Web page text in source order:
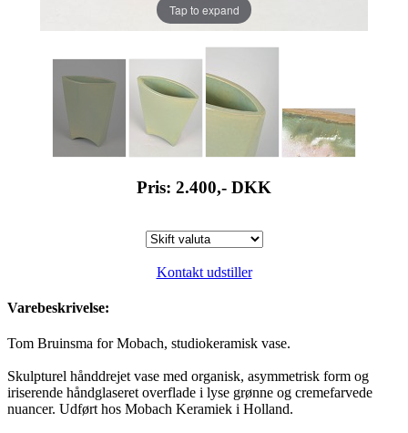
Tap to expand
Pris: 2.400,- DKK
Kontakt udstiller
Varebeskrivelse:
Tom Bruinsma for Mobach, studiokeramisk vase.
Skulpturel hånddrejet vase med organisk, asymmetrisk form og
iriserende håndglaseret overflade i lyse grønne og cremefarvede
nuancer. Udført hos Mobach Keramiek i Holland.